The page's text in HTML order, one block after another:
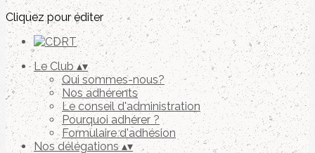
Cliquez pour éditer
Le Club▴▾
Qui sommes-nous?
Nos adhérents
Le conseil d'administration
Pourquoi adhérer ?
Formulaire d'adhésion
Nos délégations▴▾